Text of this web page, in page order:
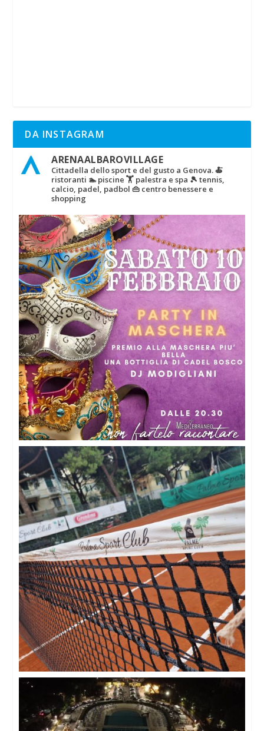
DA INSTAGRAM
ARENAALBAROVILLAGE
Cittadella dello sport e del gusto a Genova.🍝
ristoranti 🏊 piscine 🏋‍ palestra e spa 🎾 tennis,
calcio, padel, padbol 👜 centro benessere e
shopping